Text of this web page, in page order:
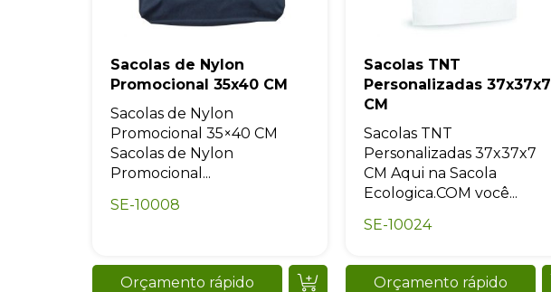
Sacolas de Nylon
Promocional 35x40 CM
Sacolas de Nylon
Promocional 35×40 CM
Sacolas de Nylon
Promocional...
SE-10008
Orçamento rápido
Sacolas TNT
Personalizadas 37x37x7
CM
Sacolas TNT
Personalizadas 37x37x7
CM Aqui na Sacola
Ecologica.COM você...
SE-10024
Orçamento rápido